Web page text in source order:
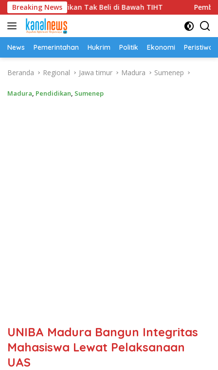
Langsung
ke
konten
Breaking News
Tak Beli di Bawah TIHT Pembangunan Jembatan
News Pemerintahan Hukrim Politik Ekonomi Peristiwa
Beranda Regional Jawa timur Madura Sumenep
Madura, Pendidikan, Sumenep
UNIBA Madura Bangun Integritas
Mahasiswa Lewat Pelaksanaan
UAS